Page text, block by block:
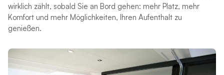
wirklich zählt, sobald Sie an Bord gehen: mehr Platz, mehr
Komfort und mehr Möglichkeiten, Ihren Aufenthalt zu
genießen.